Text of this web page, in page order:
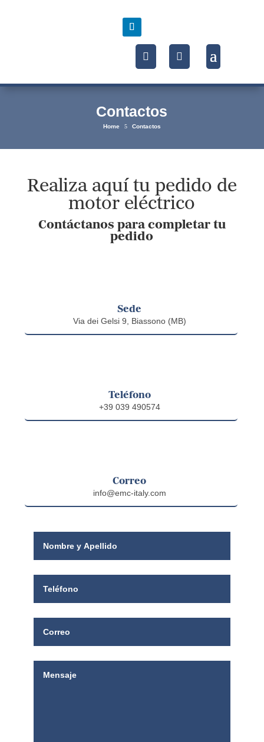
Contactos
Home 5 Contactos
Realiza aquí tu pedido de
motor eléctrico
Contáctanos para completar tu
pedido
Sede
Via dei Gelsi 9, Biassono (MB)
Teléfono
+39 039 490574
Correo
info@emc-italy.com